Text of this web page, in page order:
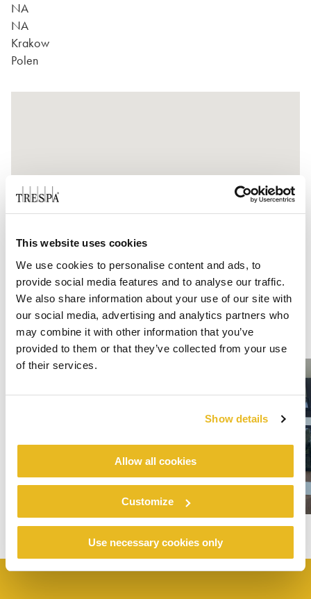
This website uses cookies
We use cookies to personalise content and ads, to
provide social media features and to analyse our traffic.
We also share information about your use of our site with
our social media, advertising and analytics partners who
may combine it with other information that you’ve
provided to them or that they’ve collected from your use
of their services.
Show details
Allow all cookies
Customize
Use necessary cookies only
NA
NA
Krakow
Polen